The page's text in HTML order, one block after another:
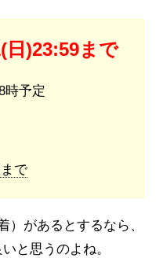
日)23:59まで
時予定
で
）があるとするなら、
と思うのよね。